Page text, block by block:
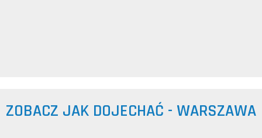
ZOBACZ JAK DOJECHAĆ - WARSZAWA